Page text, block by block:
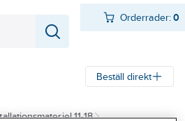
Orderrader:0
Beställ direkt
11-18